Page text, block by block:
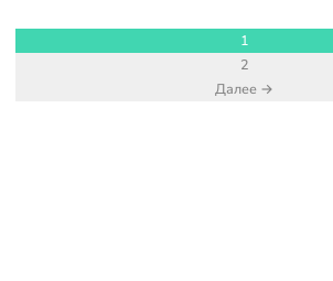
1
2
Далее →